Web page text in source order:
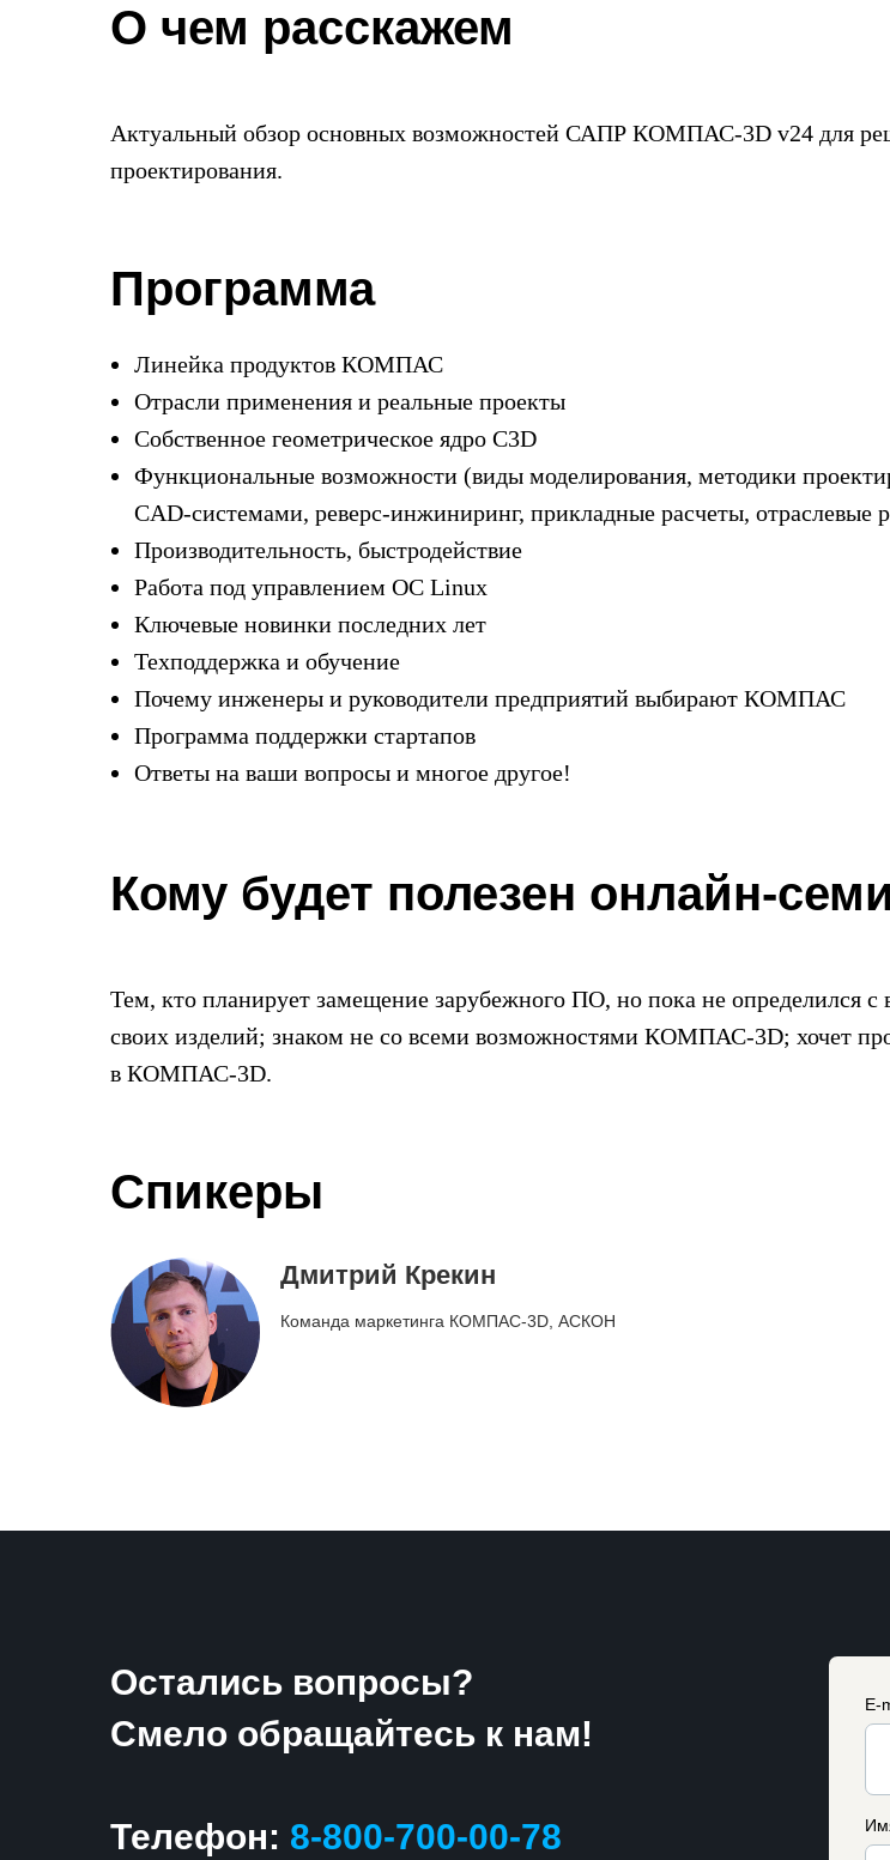
О чем расскажем
Актуальный обзор основных возможностей САПР КОМПАС-3D v24 для
проектирования.
Программа
Линейка продуктов КОМПАС
Отрасли применения и реальные проекты
Собственное геометрическое ядро C3D
Функциональные возможности (виды моделирования, методики
CAD-системами, реверс-инжиниринг, прикладные расчеты, отраслевые
Производительность, быстродействие
Работа под управлением ОС Linux
Ключевые новинки последних лет
Техподдержка и обучение
Почему инженеры и руководители предприятий выбирают КОМПАС
Программа поддержки стартапов
Ответы на ваши вопросы и многое другое!
Кому будет полезен онлайн-
Тем, кто планирует замещение зарубежного ПО, но пока не определился
своих изделий; знаком не со всеми возможностями КОМПАС-3D; хочет
в КОМПАС-3D.
Спикеры
Дмитрий Крекин
Команда маркетинга КОМПАС-3D, АСКОН
Остались вопросы?
Смело обращайтесь к нам!
Телефон: 8-800-700-00-78
E-